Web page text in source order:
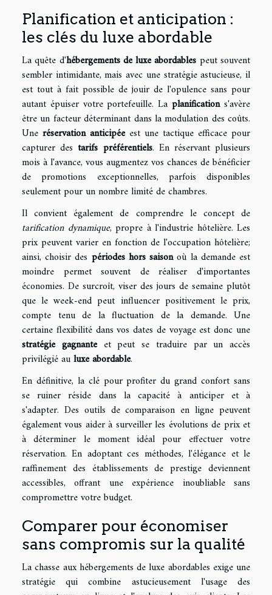
Planification et anticipation :
les clés du luxe abordable
La quête d'hébergements de luxe abordables peut souvent
sembler intimidante, mais avec une stratégie astucieuse, il
est tout à fait possible de jouir de l'opulence sans pour
autant épuiser votre portefeuille. Laplanifications'avère
être un facteur déterminant dans la modulation des coûts.
Une réservation anticipéeest une tactique efficace pour
capturer destarifs préférentiels. En réservant plusieurs
mois à l'avance, vous augmentez vos chances de bénéficier
de promotions exceptionnelles, parfois disponibles
seulement pour un nombre limité de chambres.
Il convient également de comprendre le concept de
tarification dynamique, propre à l'industrie hôtelière. Les
prix peuvent varier en fonction de l'occupation hôtelière;
ainsi, choisir des périodes hors saisonoù la demande est
moindre permet souvent de réaliser d'importantes
économies. De surcroît, viser des jours de semaine plutôt
que le week-end peut influencer positivement le prix,
compte tenu de la fluctuation de la demande. Une
certaine flexibilité dans vos dates de voyage est donc une
stratégie gagnanteet peut se traduire par un accès
privilégié auluxe abordable.
En définitive, la clé pour profiter du grand confort sans
se ruiner réside dans la capacité à anticiper et à
s'adapter. Des outils de comparaison en ligne peuvent
également vous aider à surveiller les évolutions de prix et
à déterminer le moment idéal pour effectuer votre
réservation. En adoptant ces méthodes, l'élégance et le
raffinement des établissements de prestige deviennent
accessibles, offrant une expérience inoubliable sans
compromettre votre budget.
Comparer pour économiser
sans compromis sur la qualité
La chasse aux hébergements de luxe abordables exige une
stratégie qui combine astucieusement l'usage des